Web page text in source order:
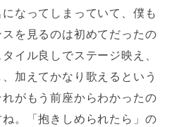
なってしまっていて、僕も
を見るのは初めてだったの
イル良しでステージ映え、
加えてかなり歌えるという
がもう前座からわかったの
。「抱きしめられたら」の